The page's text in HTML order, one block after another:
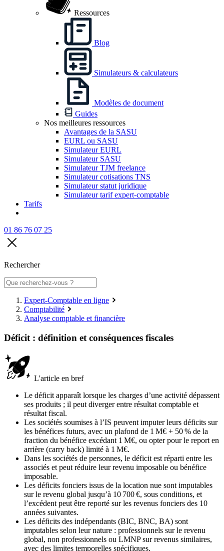
Ressources
Blog
Simulateurs & calculateurs
Modèles de document
Guides
Nos meilleures ressources
Avantages de la SASU
EURL ou SASU
Simulateur EURL
Simulateur SASU
Simulateur TJM freelance
Simulateur cotisations TNS
Simulateur statut juridique
Simulateur tarif expert-comptable
Tarifs
01 86 76 07 25
Rechercher
Expert-Comptable en ligne
Comptabilité
Analyse comptable et financière
Déficit : définition et conséquences fiscales
L'article en bref
Le déficit apparaît lorsque les charges d’une activité dépassent
ses produits ; il peut diverger entre résultat comptable et
résultat fiscal.
Les sociétés soumises à l’IS peuvent imputer leurs déficits sur
les bénéfices futurs, avec un plafond de 1 M€ + 50 % de la
fraction du bénéfice excédant 1 M€, ou opter pour le report en
arrière (carry back) limité à 1 M€.
Dans les sociétés de personnes, le déficit est réparti entre les
associés et peut réduire leur revenu imposable ou bénéfice
imposable.
Les déficits fonciers issus de la location nue sont imputables
sur le revenu global jusqu’à 10 700 €, sous conditions, et
l’excédent peut être reporté sur les revenus fonciers des 10
années suivantes.
Les déficits des indépendants (BIC, BNC, BA) sont
imputables selon leur nature : professionnels sur le revenu
global, non professionnels ou LMNP sur revenus similaires,
avec des limites temporelles spécifiques.